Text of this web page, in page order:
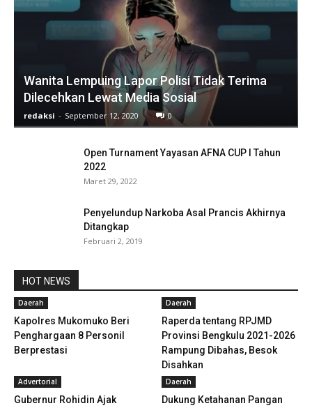
Wanita Lempuing Lapor Polisi Tidak Terima
Dilecehkan Lewat Media Sosial
redaksi - September 12, 2020 0
Open Turnament Yayasan AFNA CUP I Tahun
2022
Maret 29, 2022
Penyelundup Narkoba Asal Prancis Akhirnya
Ditangkap
Februari 2, 2019
HOT NEWS
Daerah
Kapolres Mukomuko Beri
Penghargaan 8 Personil
Berprestasi
Daerah
Raperda tentang RPJMD
Provinsi Bengkulu 2021-2026
Rampung Dibahas, Besok
Disahkan
Advertorial
Gubernur Rohidin Ajak
Daerah
Dukung Ketahanan Pangan